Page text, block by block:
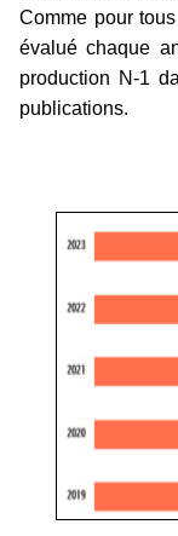
Comme pour
évalué chaque
production N-1
publications.